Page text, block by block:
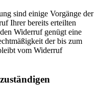
sind einige Vorgänge der
Ihrer bereits erteilten
Widerruf genügt eine
der bis zum
vom Widerruf